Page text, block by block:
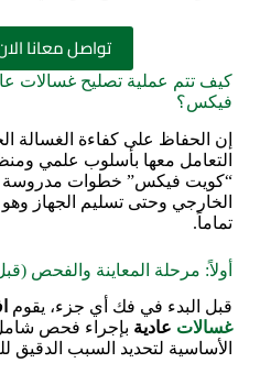
تواصل معانا
كيف تتم عملية تصليح غسالات
فيكس؟
إن الحفاظ على كفاءة الغسالة
التعامل معها بأسلوب علمي
“كويت فيكس” خطوات مدروسة
الخارجي وحتى تسليم الجهاز
تماماً.
أولاً: مرحلة المعاينة والفحص
قبل البدء في فك أي جزء، يقوم
غسالات عادية بإجراء فحص
الأساسية لتحديد السبب الدقيق